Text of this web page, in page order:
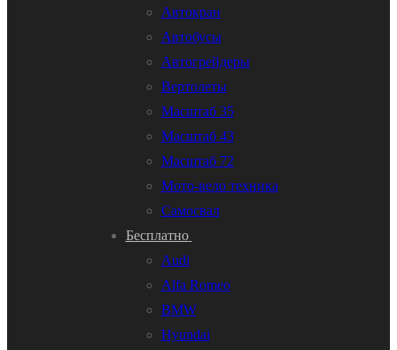
Автокран
Автобусы
Автогрейдеры
Вертолеты
Масштаб 35
Масштаб 43
Масштаб 72
Мото-вело техника
Самосвал
Бесплатно
Audi
Alfa Romeo
BMW
Hyundai